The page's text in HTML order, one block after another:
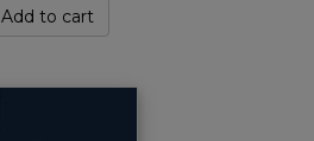
Add to cart